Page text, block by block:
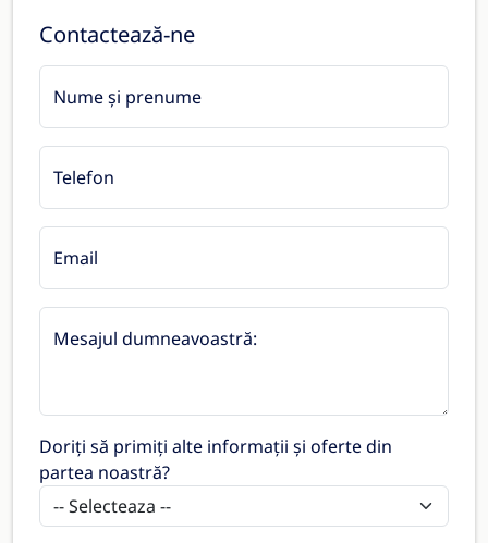
Contactează-ne
Nume și prenume
Telefon
Email
Mesajul dumneavoastră:
Doriți să primiți alte informații și oferte din
partea noastră?